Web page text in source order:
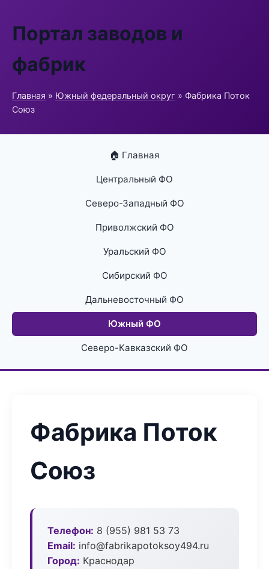
Портал заводов и
фабрик
Главная » Южный федеральный округ » Фабрика Поток
Союз
🏠 Главная
Центральный ФО
Северо-Западный ФО
Приволжский ФО
Уральский ФО
Сибирский ФО
Дальневосточный ФО
Южный ФО
Северо-Кавказский ФО
Фабрика Поток
Союз
Телефон: 8 (955) 981 53 73
Email: info@fabrikapotoksoy494.ru
Город: Краснодар